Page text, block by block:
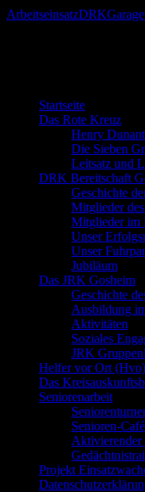
ArbeitseinsatzDRKGarage
Startseite
Das Rote Kreuz
Henry Dunant
Die Sieben
Leitsatz und
DRK Bereitschaft
Geschichte
Mitglieder
Mitglieder im
Unser
Unser
Jubiläum
Das JRK Gosheim
Geschichte
Ausbildung
Aktivitäten
Soziales
JRK
Helfer vor Ort (Hvo)
Das
Seniorenarbeit
Senioren-Café
Aktivierender
Projekt